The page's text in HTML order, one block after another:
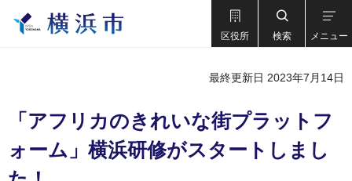
区役所 検索 メニュー
最終更新日 2023年7月14日
「アフリカのきれいな街プラットフ
ォーム」横浜研修がスタートしまし